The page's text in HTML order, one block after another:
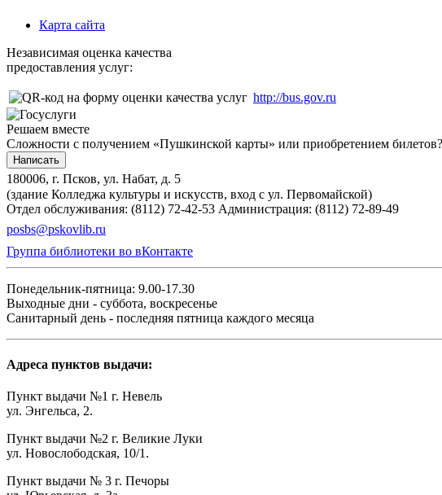
Карта сайта
Независимая оценка качества
предоставления услуг:
http://bus.gov.ru
Решаем вместе
Сложности с получением «Пушкинской карты» или приобретением
Написать
180006, г. Псков, ул. Набат, д. 5
(здание Колледжа культуры и искусств, вход с ул. Первомайской)
Отдел обслуживания: (8112) 72-42-53 Администрация: (8112) 72-89-49
posbs@pskovlib.ru
Группа библиотеки во вКонтакте
Понедельник-пятница: 9.00-17.30
Выходные дни - суббота, воскресенье
Санитарный день - последняя пятница каждого месяца
Адреса пунктов выдачи:
Пункт выдачи №1 г. Невель
ул. Энгельса, 2.
Пункт выдачи №2 г. Великие Луки
ул. Новослободская, 10/1.
Пункт выдачи № 3 г. Печоры